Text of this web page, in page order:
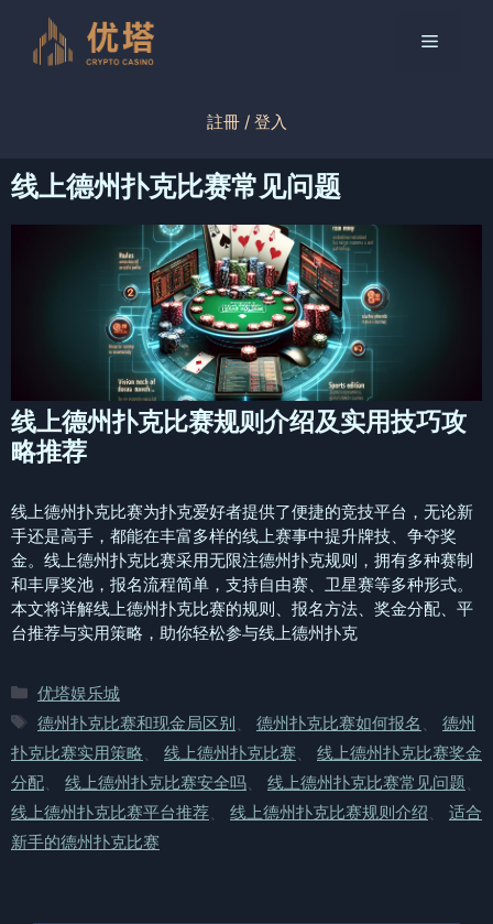
菜
註冊 / 登入
线上德州扑克比赛常见问题
线上德州扑克比赛规则介绍及实用技巧攻
略推荐
线上德州扑克比赛为扑克爱好者提供了便捷的竞技平台，无论新
手还是高手，都能在丰富多样的线上赛事中提升牌技、争夺奖
金。线上德州扑克比赛采用无限注德州扑克规则，拥有多种赛制
和丰厚奖池，报名流程简单，支持自由赛、卫星赛等多种形式。
本文将详解线上德州扑克比赛的规则、报名方法、奖金分配、平
台推荐与实用策略，助你轻松参与线上德州扑克
分
类
优塔娱乐城
标
签
德州扑克比赛和现金局区别 德州扑克比赛如何报名
德州
扑克比赛实用策略
线上德州扑克比赛
线上德州扑克比赛奖金
分配
线上德州扑克比赛安全吗 线上德州扑克比赛常见问题
线上德州扑克比赛平台推荐
线上德州扑克比赛规则介绍
适合
新手的德州扑克比赛